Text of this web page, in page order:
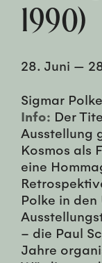
1990)
28. Juni —
Sigmar Polke
Info: Der
Ausstellung
Kosmos als
eine
Polke in den
– die Paul
Jahre